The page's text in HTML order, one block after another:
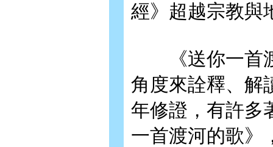
經》超越宗教與
《送你一首渡
角度來詮釋、解
年修證，有許多
一首渡河的歌》